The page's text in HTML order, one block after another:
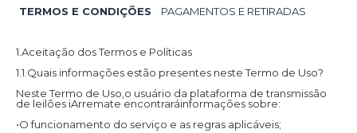
TERMOS E CONDIÇÕES PAGAMENTOS E RETIRADAS
1.Aceitação dos Termos e Políticas
1.1.Quais informações estão presentes neste Termo de Uso?
Neste Termo de Uso,o usuário da plataforma de transmissão
de leilões iArremate encontraráinformações sobre:
•O funcionamento do serviço e as regras aplicáveis;